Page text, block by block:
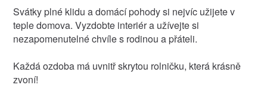
Svátky plné klidu a domácí pohody si nejvíc užijete v
teple domova. Vyzdobte interiér a užívejte si
nezapomenutelné chvíle s rodinou a přáteli.
Každá ozdoba má uvnitř skrytou rolničku, která krásně
zvoní!